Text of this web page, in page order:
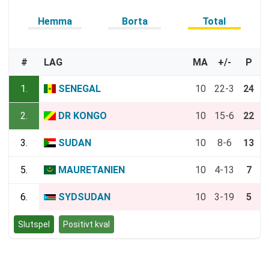
Hemma Borta Total
# LAG MA +/- P
1. SENEGAL 10 22-3 24
2. DR KONGO 10 15-6 22
3. SUDAN 10 8-6 13
5. MAURETANIEN 10 4-13 7
6. SYDSUDAN 10 3-19 5
Slutspel Positivt kval